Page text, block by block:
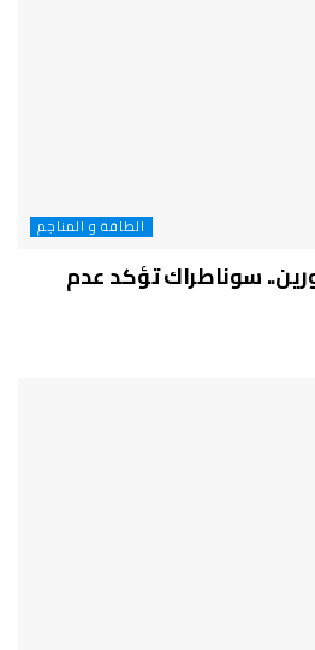
الطاقة و المناجم
سوناطراك تؤكد عدم